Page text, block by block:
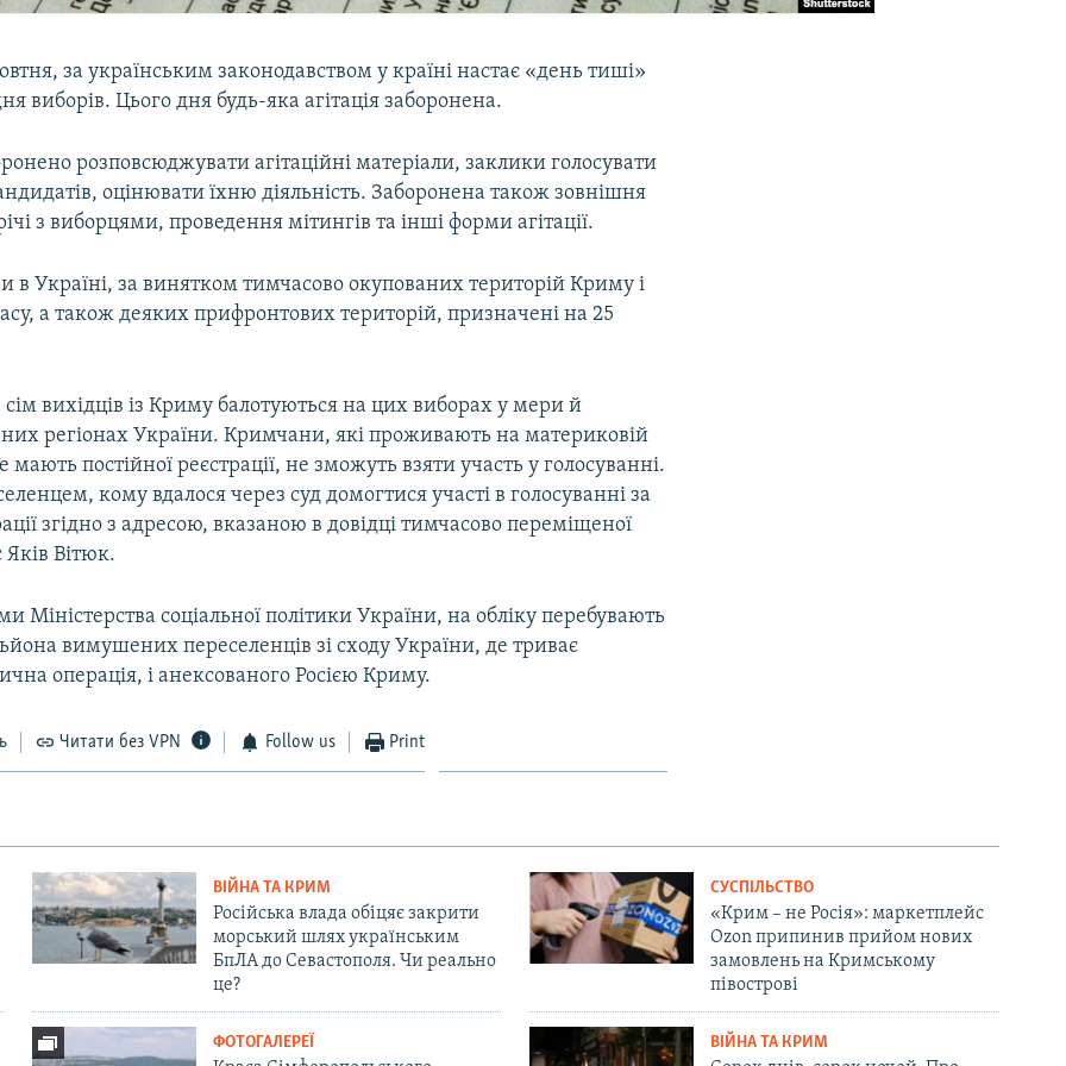
за українським законодавством у країні настає «день тиші»
виборів. Цього дня будь-яка агітація заборонена.
розповсюджувати агітаційні матеріали, заклики голосувати
оцінювати їхню діяльність. Заборонена також зовнішня
з виборцями, проведення мітингів та інші форми агітації.
в Україні, за винятком тимчасово окупованих територій Криму і
а також деяких прифронтових територій, призначені на 25
вихідців із Криму балотуються на цих виборах у мери й
регіонах України. Кримчани, які проживають на материковій
мають постійної реєстрації, не зможуть взяти участь у голосуванні.
кому вдалося через суд домогтися участі в голосуванні за
згідно з адресою, вказаною в довідці тимчасово переміщеної
Вітюк.
Міністерства соціальної політики України, на обліку перебувають
вимушених переселенців зі сходу України, де триває
операція, і анексованого Росією Криму.
Читати без VPN Follow us Print
ВІЙНА ТА КРИМ
Російська влада обіцяє закрити
морський шлях українським
БпЛА до Севастополя. Чи реально
це?
СУСПІЛЬСТВО
«Крим – не Росія»: маркетплейс
Ozon припинив прийом нових
замовлень на Кримському
півострові
ФОТОГАЛЕРЕЇ ВІЙНА ТА КРИМ